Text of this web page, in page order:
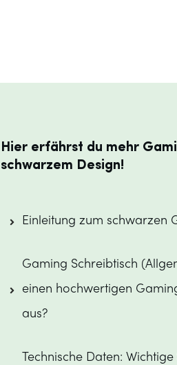
Hier erfährst du mehr
schwarzem Design!
Einleitung zum schwarzen
Gaming Schreibtisch
einen hochwertigen
aus?
Technische Daten: